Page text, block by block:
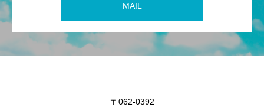
MAIL
〒062-0392